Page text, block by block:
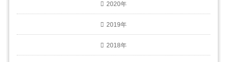
2020年
2019年
2018年